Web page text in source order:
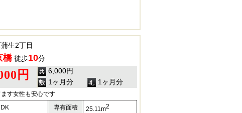
生2丁目
橋徒歩10分
円
6,000円
1ヶ月分
1ヶ月分
す女性も安心です
専有面積 25.11m2